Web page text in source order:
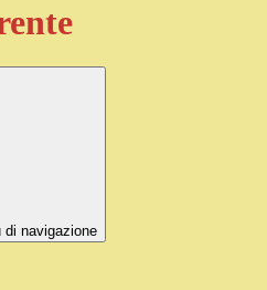
di navigazione